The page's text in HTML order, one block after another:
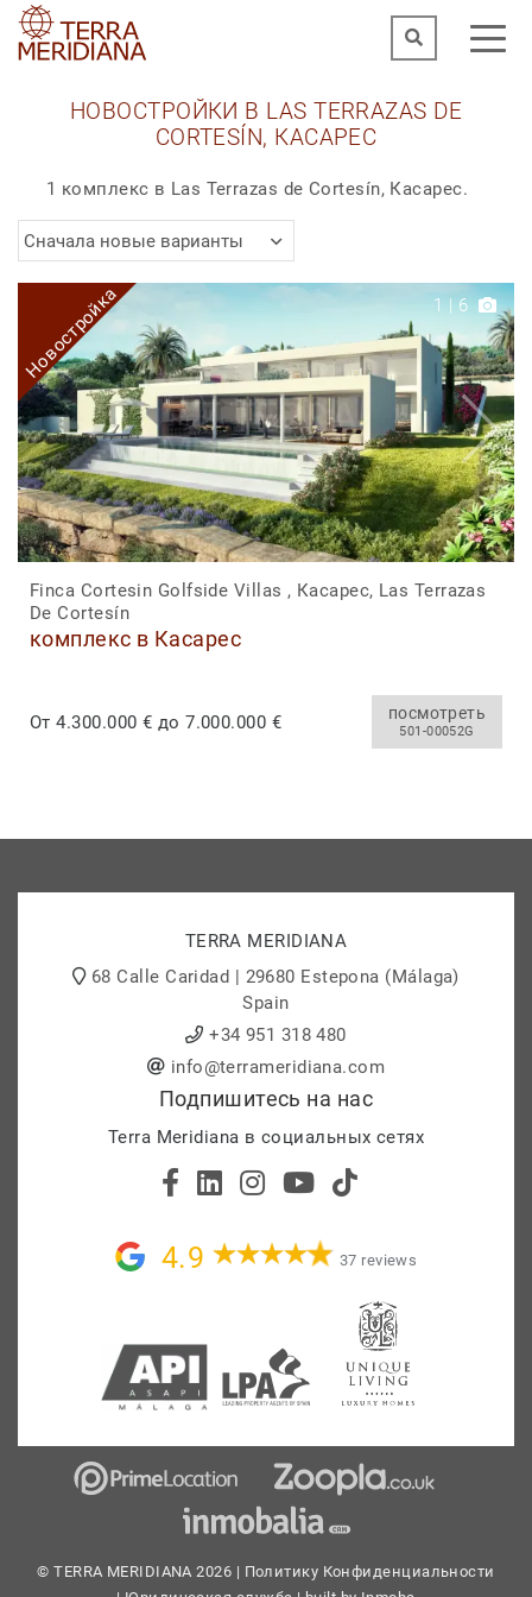
НОВОСТРОЙКИ В LAS TERRAZAS DE
CORTESÍN, КАСАРЕС
1 комплекс в Las Terrazas de Cortesín, Касарес.
Сначала новые варианты
Новостройка 1 | 6
Finca Cortesin Golfside Villas , Касарес, Las Terrazas
De Cortesín
комплекс в Касарес
От 4.300.000 € до 7.000.000 € посмотреть
501-00052G
TERRA MERIDIANA
68 Calle Caridad | 29680 Estepona (Málaga)
Spain
+34 951 318 480
info@terrameridiana.com
Подпишитесь на нас
Terra Meridiana в социальных сетях
4.9 37 reviews
© TERRA MERIDIANA 2026 | Политику Конфиденциальности